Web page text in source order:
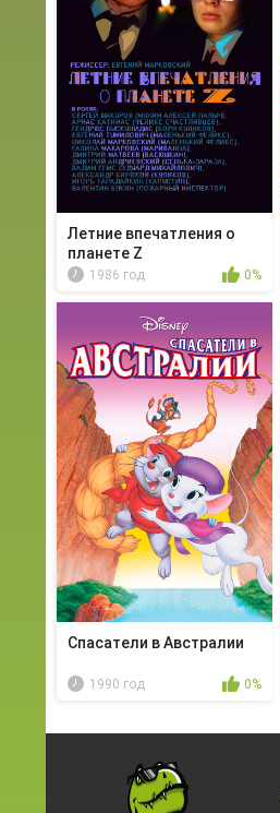
Летние впечатления о
планете Z
1986 год 0%
Спасатели в Австралии
1990 год 0%